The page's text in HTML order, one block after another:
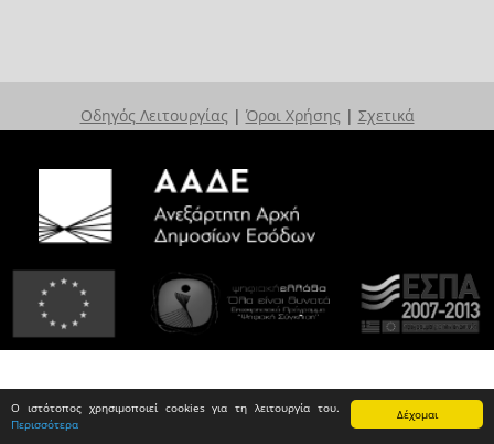
Δέχομαι
Ο ιστότοπος χρησιμοποιεί cookies για τη λειτουργία του.
Περισσότερα
Οδηγός Λειτουργίας | Όροι Χρήσης | Σχετικά